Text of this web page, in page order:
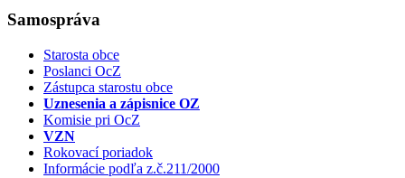
Samospráva
Starosta obce
Poslanci OcZ
Zástupca starostu obce
Uznesenia a zápisnice OZ
Komisie pri OcZ
VZN
Rokovací poriadok
Informácie podľa z.č.211/2000